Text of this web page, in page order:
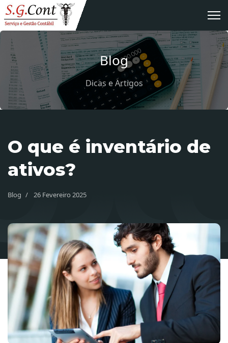
Blog
Dicas e Artigos
O que é inventário de
ativos?
Blog 26 Fevereiro 2025